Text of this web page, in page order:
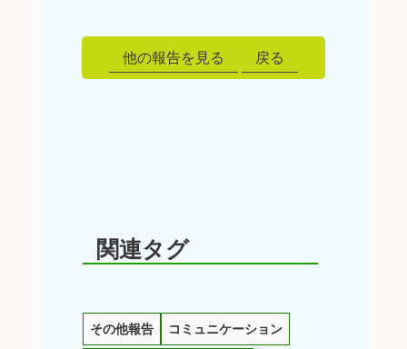
他の報告を見る 戻る
関連タグ
その他報告 コミュニケーション